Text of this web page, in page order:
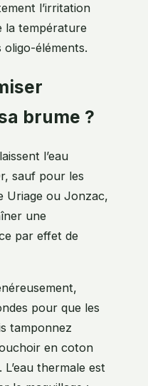
l’irritation
la température
oligo-éléments.
brume ?
l’eau
sauf pour les
Uriage ou Jonzac,
une
par effet de
pour que les
tamponnez
en coton
thermale est